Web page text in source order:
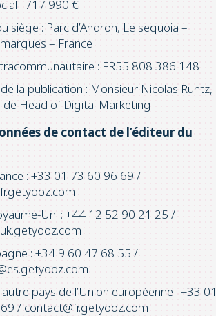
: 717 990 €
siège : Parc d’Andron, Le sequoia –
– France
: FR55 808 386 148
la publication : Monsieur Nicolas Runtz,
de Head of Digital Marketing
de contact de l’éditeur du
: +33 01 73 60 96 69 /
Uni : +44 12 52 90 21 25 /
: +34 9 60 47 68 55 /
pays de l’Union européenne : +33
/ contact@fr.getyooz.com